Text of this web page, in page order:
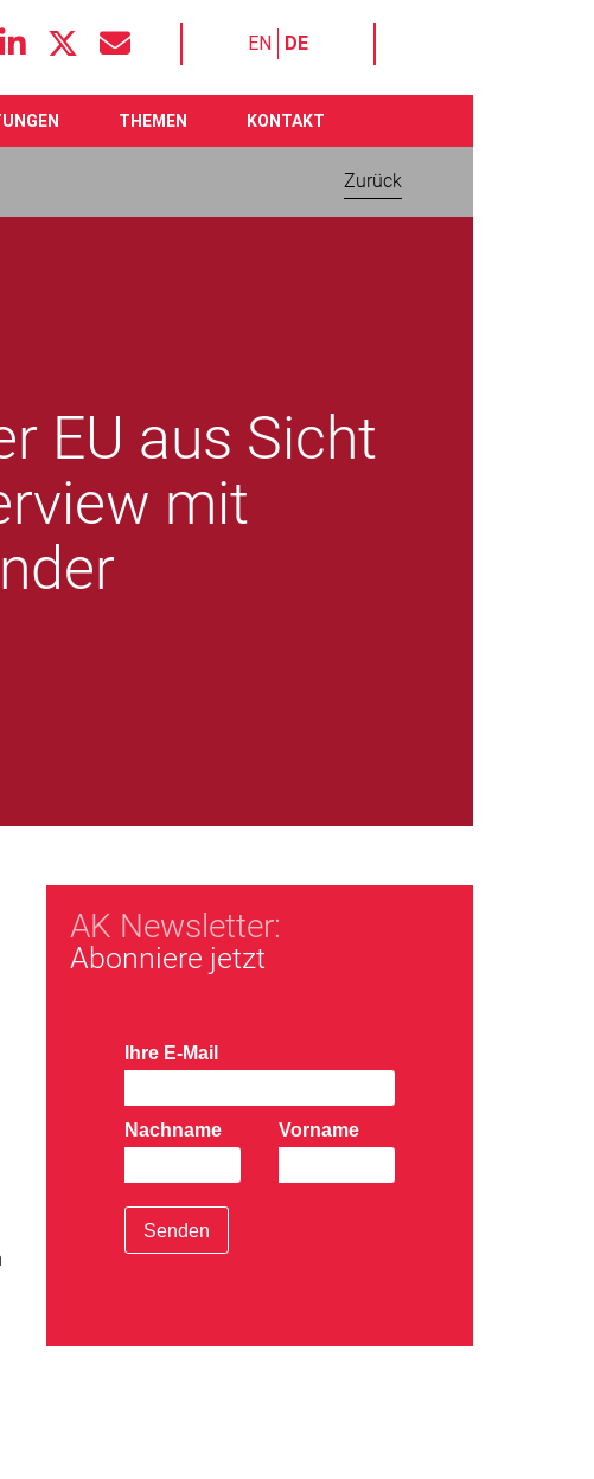
EN DE
THEMEN KONTAKT
Zurück
EU aus Sicht
mit
AK Newsletter:
Abonniere jetzt
Ihre E-Mail
Nachname Vorname
Senden